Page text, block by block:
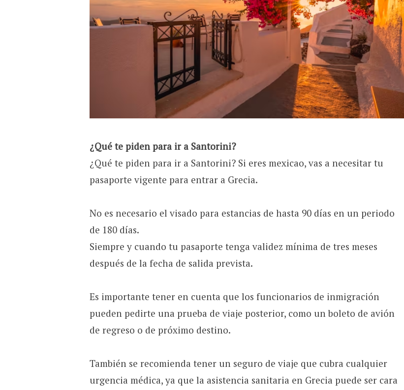
¿Qué te piden para ir a Santorini?
¿Qué te piden para ir a Santorini? Si eres mexicao, vas a necesitar tu
pasaporte vigente para entrar a Grecia.
No es necesario el visado para estancias de hasta 90 días en un periodo
de 180 días.
Siempre y cuando tu pasaporte tenga validez mínima de tres meses
después de la fecha de salida prevista.
Es importante tener en cuenta que los funcionarios de inmigración
pueden pedirte una prueba de viaje posterior, como un boleto de avión
de regreso o de próximo destino.
También se recomienda tener un seguro de viaje que cubra cualquier
urgencia médica, ya que la asistencia sanitaria en Grecia puede ser cara